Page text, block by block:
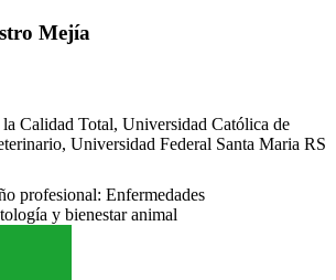
Mejía
Calidad Total, Universidad Católica de
Universidad Federal Santa Maria RS
profesional: Enfermedades
y bienestar animal